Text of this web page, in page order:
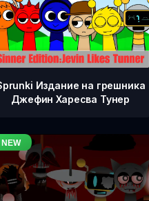
Издание на грешника
Джефин Харесва Тунер